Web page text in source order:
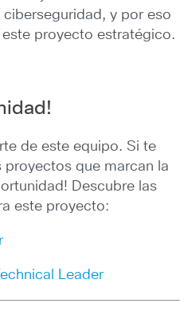
y por eso
proyecto estratégico.
de este equipo. Si te
que marcan la
Descubre las
este proyecto:
Leader